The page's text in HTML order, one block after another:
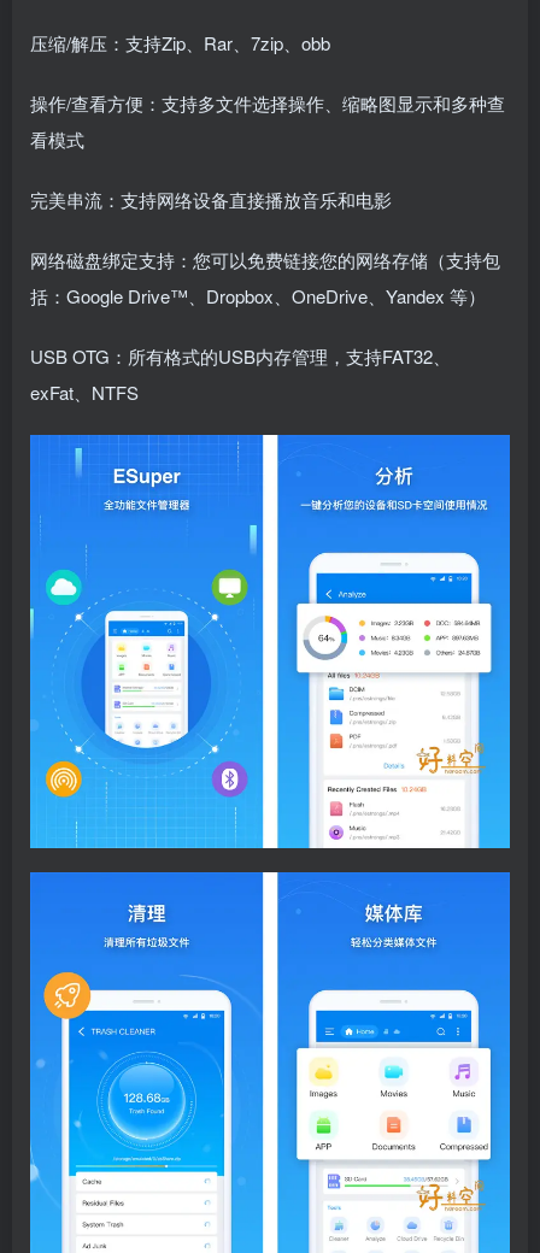
压缩/解压：支持Zip、Rar、7zip、obb
操作/查看方便：支持多文件选择操作、缩略图显示和多种查
看模式
完美串流：支持网络设备直接播放音乐和电影
网络磁盘绑定支持：您可以免费链接您的网络存储（支持包
括：Google Drive™、Dropbox、OneDrive、Yandex 等）
USB OTG：所有格式的USB内存管理，支持FAT32、
exFat、NTFS